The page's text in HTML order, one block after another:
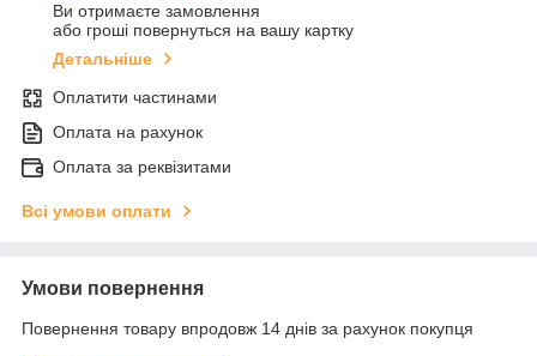
Ви отримаєте замовлення
або гроші повернуться на вашу картку
Детальніше
Оплатити частинами
Оплата на рахунок
Оплата за реквізитами
Всі умови оплати
Умови повернення
Повернення товару впродовж 14 днів за рахунок покупця